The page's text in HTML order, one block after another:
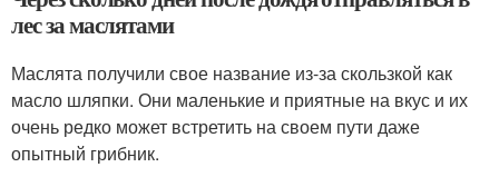
лес за маслятами
Маслята получили свое название из-за скользкой как
масло шляпки. Они маленькие и приятные на вкус и их
очень редко может встретить на своем пути даже
опытный грибник.